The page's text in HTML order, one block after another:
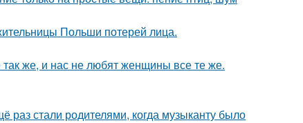
Польши потерей лица.
же, и нас не любят женщины все те же.
раз стали родителями, когда музыканту было